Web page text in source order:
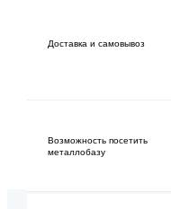
Доставка и самовывоз
Возможность посетить
металлобазу